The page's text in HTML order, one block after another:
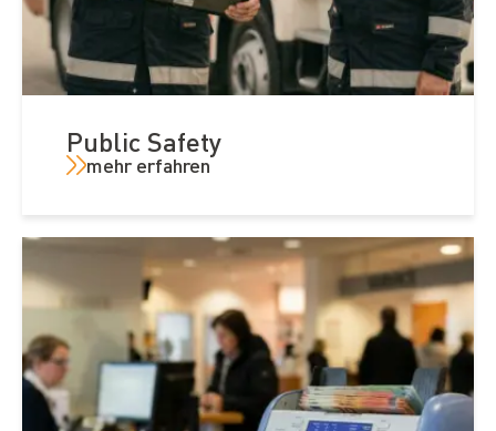
Public Safety
mehr erfahren